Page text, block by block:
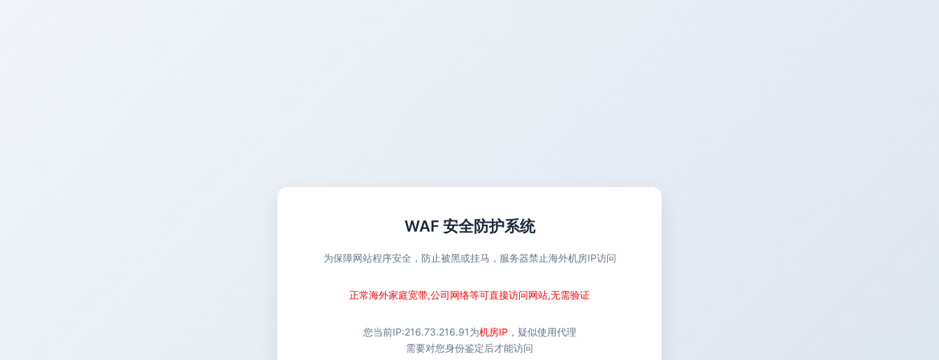
WAF 安全防护系统
为保障网站程序安全，防止被黑或挂马，服务器禁止海外机房IP访问
正常海外家庭宽带,公司网络等可直接访问网站,无需验证
您当前IP:216.73.216.91为机房IP ，疑似使用代理
需要对您身份鉴定后才能访问